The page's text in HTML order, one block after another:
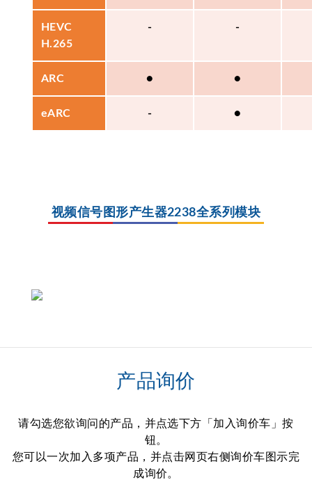
HEVC
H.265
- -
ARC ● ●
eARC - ●
视频信号图形产生器2238全系列模块
产品询价
请勾选您欲询问的产品，并点选下方「加入询价车」按
钮。
您可以一次加入多项产品，并点击网页右侧询价车图示完
成询价。